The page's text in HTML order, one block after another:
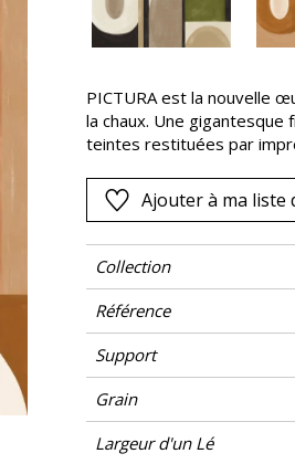
PICTURA est la nouvelle
la chaux. Une gigantesque
teintes restituées par
Ajouter à ma liste
Collection
Référence
Support
Grain
Largeur d'un Lé